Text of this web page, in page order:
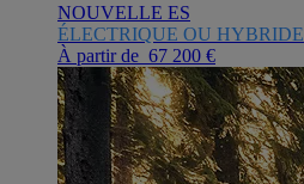
NOUVELLE ES
ÉLECTRIQUE OU HYBRIDE
À partir de 67 200 €